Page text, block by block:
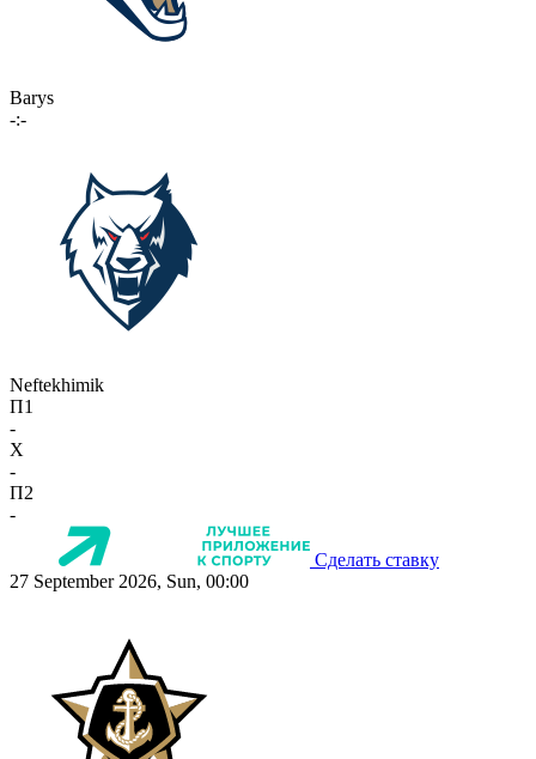
Barys
-:-
Neftekhimik
П1
-
X
-
П2
-
Сделать ставку
27 September 2026, Sun, 00:00